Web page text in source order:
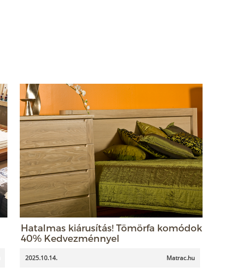
Hatalmas kiárusítás! Tömörfa komódok
40% Kedvezménnyel
2025.10.14. Matrac.hu